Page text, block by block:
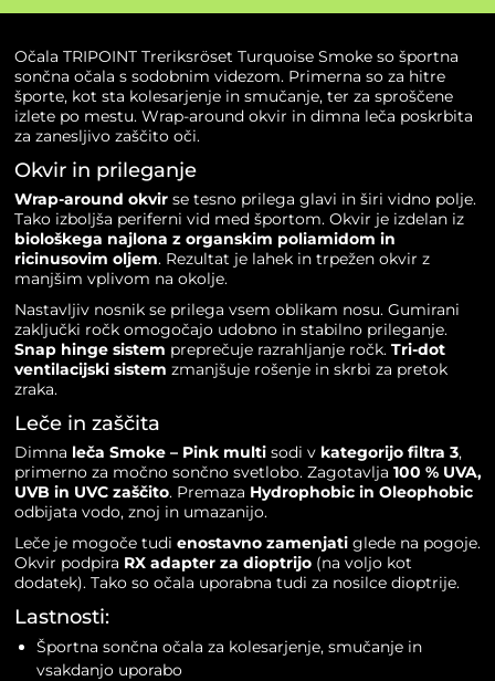
Očala TRIPOINT Treriksröset Turquoise Smoke so športna
sončna očala s sodobnim videzom. Primerna so za hitre
športe, kot sta kolesarjenje in smučanje, ter za sproščene
izlete po mestu. Wrap-around okvir in dimna leča poskrbita
za zanesljivo zaščito oči.
Okvir in prileganje
Wrap-around okvirse tesno prilega glavi in širi vidno polje.
Tako izboljša periferni vid med športom. Okvir je izdelan iz
biološkega najlona z organskim poliamidom in
ricinusovim oljem. Rezultat je lahek in trpežen okvir z
manjšim vplivom na okolje.
Nastavljiv nosnik se prilega vsem oblikam nosu. Gumirani
zaključki ročk omogočajo udobno in stabilno prileganje.
Snap hinge sistem preprečuje razrahljanje ročk. Tri-dot
ventilacijski sistem zmanjšuje rošenje in skrbi za pretok
zraka.
Leče in zaščita
Dimna leča Smoke – Pink multisodi v kategorijo filtra 3,
primerno za močno sončno svetlobo. Zagotavlja 100 % UVA,
UVB in UVC zaščito. Premaza Hydrophobic in Oleophobic
odbijata vodo, znoj in umazanijo.
Leče je mogoče tudi enostavno zamenjatiglede na pogoje.
Okvir podpira RX adapter za dioptrijo(na voljo kot
dodatek). Tako so očala uporabna tudi za nosilce dioptrije.
Lastnosti:
Športna sončna očala za kolesarjenje, smučanje in
vsakdanjo uporabo